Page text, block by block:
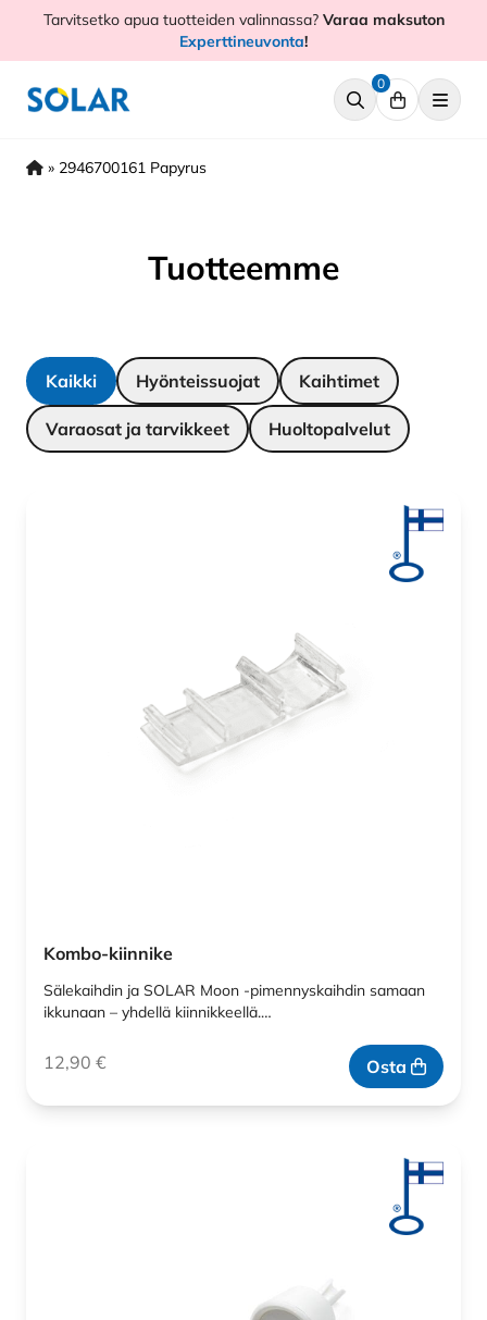
HyppääTarvitsetko apua tuotteiden valinnassa?Varaa maksuton
Experttineuvonta!
0
» 2946700161 Papyrus
Tuotteemme
Kaikki Hyönteissuojat Kaihtimet
Varaosat ja tarvikkeet Huoltopalvelut
Kombo-kiinnike
Sälekaihdin ja SOLAR Moon -pimennyskaihdin samaan
ikkunaan – yhdellä kiinnikkeellä.…
12,90 € Osta